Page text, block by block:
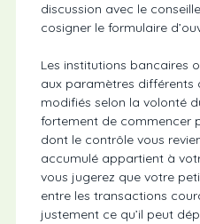
discussion avec le
cosigner le formulaire
Les institutions bancaires
aux paramètres différents
modifiés selon la volonté
fortement de commencer
dont le contrôle vous
accumulé appartient à
vous jugerez que votre
entre les transactions
justement ce qu’il peut